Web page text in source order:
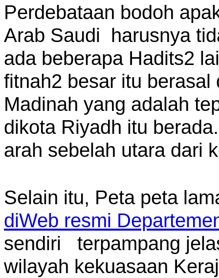
Perdebataan bodoh
Arab Saudi harusnya
ada beberapa Hadits2
fitnah2 besar itu
Madinah yang adalah
dikota Riyadh itu
arah sebelah utara dari
Selain itu, Peta peta
diWeb resmi
sendiri terpampang
wilayah kekuasaan